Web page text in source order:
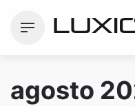
para
agosto